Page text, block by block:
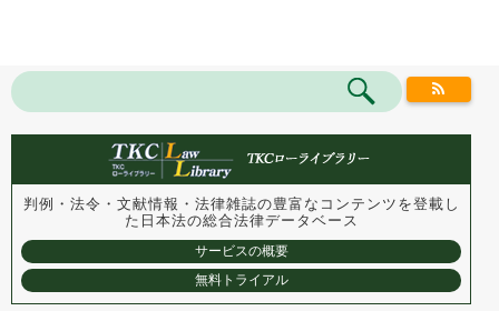
判例・法令・文献情報・法律雑誌の豊富なコンテンツを登載し
た 日本法の総合法律データベース
サービスの概要
無料トライアル